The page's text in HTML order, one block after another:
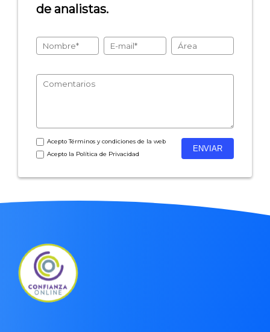
de analistas.
AceptoTérminos y condicionesde la web
Acepto la Política de Privacidad